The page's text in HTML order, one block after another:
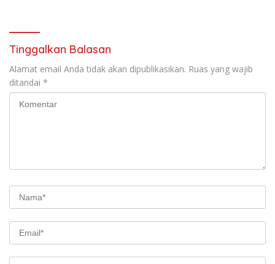
Tinggalkan Balasan
Alamat email Anda tidak akan dipublikasikan. Ruas yang wajib
ditandai *